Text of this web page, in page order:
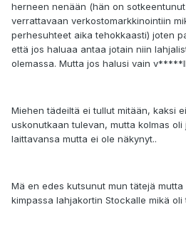
herneen nenään (hän on
verrattavaan verkostomarkkinointiin
perhesuhteet aika tehokkaasti) joten
että jos haluaa antaa jotain niin
olemassa. Mutta jos halusi vain
Miehen tädeiltä ei tullut mitään, kaksi
uskonutkaan tulevan, mutta kolmas
laittavansa mutta ei ole näkynyt..
Mä en edes kutsunut mun tätejä
kimpassa lahjakortin Stockalle mikä